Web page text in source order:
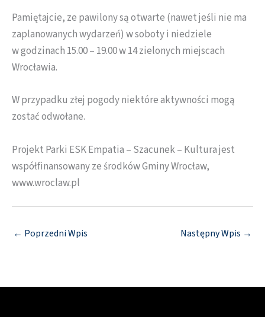
Pamiętajcie, ze pawilony są otwarte (nawet jeśli nie ma
zaplanowanych wydarzeń) w soboty i niedziele
w godzinach 15.00 – 19.00 w 14 zielonych miejscach
Wrocławia.
W przypadku złej pogody niektóre aktywności mogą
zostać odwołane.
Projekt Parki ESK Empatia – Szacunek – Kultura jest
współfinansowany ze środków Gminy Wrocław,
www.wroclaw.pl
← Poprzedni Wpis Następny Wpis →